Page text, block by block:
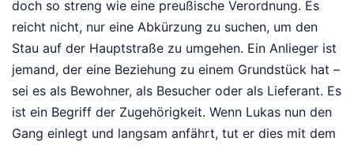
doch so streng wie eine preußische Verordnung. Es
reicht nicht, nur eine Abkürzung zu suchen, um den
Stau auf der Hauptstraße zu umgehen. Ein Anlieger ist
jemand, der eine Beziehung zu einem Grundstück hat –
sei es als Bewohner, als Besucher oder als Lieferant. Es
ist ein Begriff der Zugehörigkeit. Wenn Lukas nun den
Gang einlegt und langsam anfährt, tut er dies mit dem